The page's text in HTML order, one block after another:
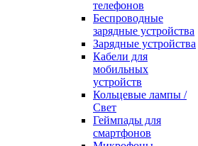
телефонов
Беспроводные
зарядные устройства
Зарядные устройства
Кабели для
мобильных
устройств
Кольцевые лампы /
Свет
Геймпады для
смартфонов